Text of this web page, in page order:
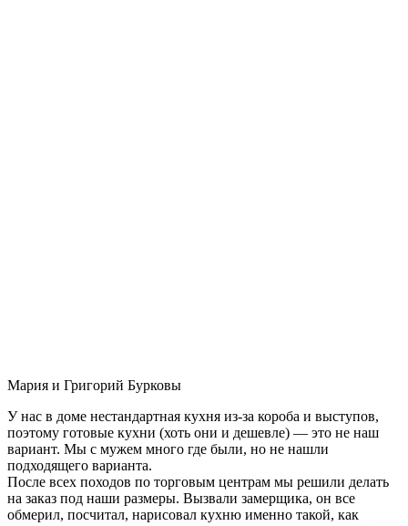
Мария и Григорий Бурковы
У нас в доме нестандартная кухня из-за короба и выступов,
поэтому готовые кухни (хоть они и дешевле) — это не наш
вариант. Мы с мужем много где были, но не нашли
подходящего варианта.
После всех походов по торговым центрам мы решили делать
на заказ под наши размеры. Вызвали замерщика, он все
обмерил, посчитал, нарисовал кухню именно такой, как